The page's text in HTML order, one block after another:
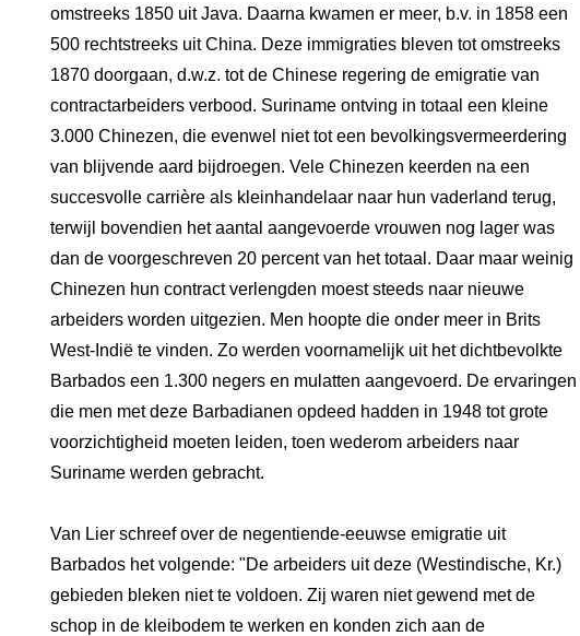
omstreeks 1850 uit Java. Daarna kwamen er meer, b.v. in 1858 een
500 rechtstreeks uit China. Deze immigraties bleven tot omstreeks
1870 doorgaan, d.w.z. tot de Chinese regering de emigratie van
contractarbeiders verbood. Suriname ontving in totaal een kleine
3.000 Chinezen, die evenwel niet tot een bevolkingsvermeerdering
van blijvende aard bijdroegen. Vele Chinezen keerden na een
succesvolle carrière als kleinhandelaar naar hun vaderland terug,
terwijl bovendien het aantal aangevoerde vrouwen nog lager was
dan de voorgeschreven 20 percent van het totaal. Daar maar weinig
Chinezen hun contract verlengden moest steeds naar nieuwe
arbeiders worden uitgezien. Men hoopte die onder meer in Brits
West-Indië te vinden. Zo werden voornamelijk uit het dichtbevolkte
Barbados een 1.300 negers en mulatten aangevoerd. De ervaringen
die men met deze Barbadianen opdeed hadden in 1948 tot grote
voorzichtigheid moeten leiden, toen wederom arbeiders naar
Suriname werden gebracht.
Van Lier schreef over de negentiende-eeuwse emigratie uit
Barbados het volgende: "De arbeiders uit deze (Westindische, Kr.)
gebieden bleken niet te voldoen. Zij waren niet gewend met de
schop in de kleibodem te werken en konden zich aan de